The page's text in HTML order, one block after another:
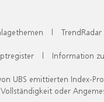
| TrendRadar
| Information
UBS emittierten Index-
oder